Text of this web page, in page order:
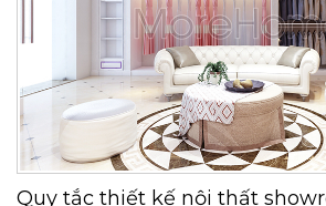
Quy tắc thiết kế nội thất